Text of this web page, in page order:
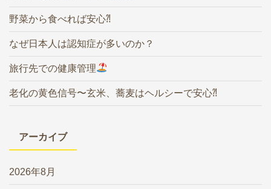
野菜から食べれば安心⁈
なぜ日本人は認知症が多いのか？
旅行先での健康管理
老化の黄色信号〜玄米、蕎麦はヘルシーで安心⁈
アーカイブ
2026年8月